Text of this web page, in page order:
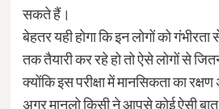
सकते हैं।
बेहतर यही होगा कि इन लोगों को
तक तैयारी कर रहे हो तो ऐसे लोगों से
क्योंकि इस परीक्षा में मानसिकता का
अगर मानलो किसी ने आपसे कोई ऐसी